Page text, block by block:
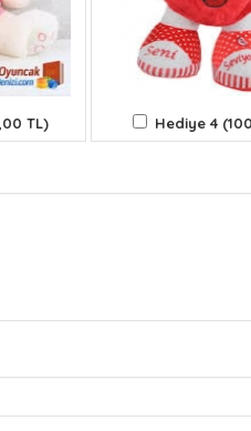
TL) Hediye 4